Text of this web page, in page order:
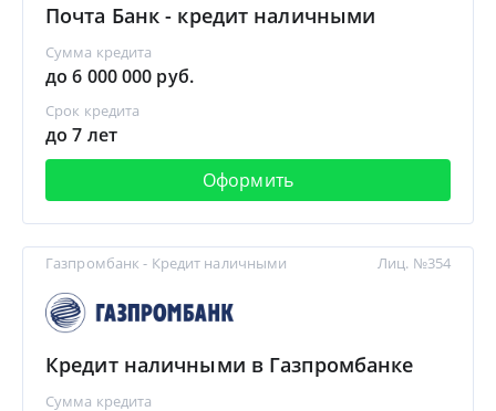
Почта Банк - кредит наличными
Сумма кредита
до 6 000 000 руб.
Срок кредита
до 7 лет
Оформить
Газпромбанк - Кредит наличными
Кредит наличными в Газпромбанке
Сумма кредита
Лиц. №354